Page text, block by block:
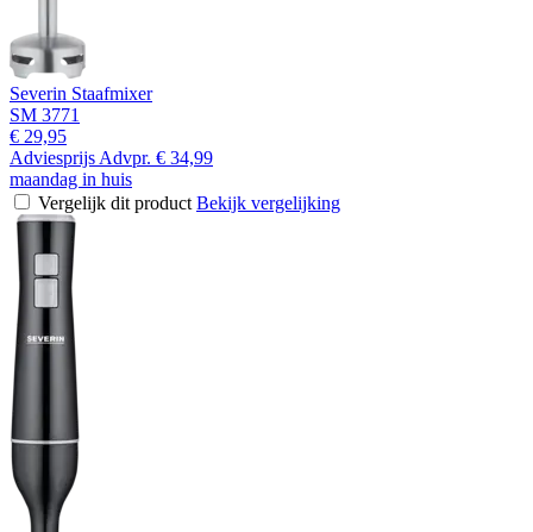
Severin Staafmixer
SM 3771
€ 29,95
Adviesprijs Advpr. € 34,99
maandag in huis
Vergelijk dit product Bekijk vergelijking